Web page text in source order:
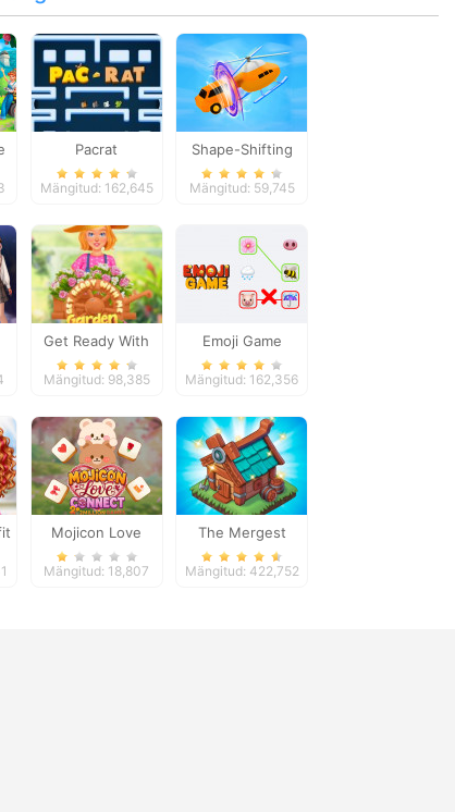
Pacrat
Mängitud: 162,645
Shape-Shifting
Mängitud: 59,745
Get Ready With
Me Garden
Decoration
Mängitud: 98,385
Emoji Game
Mängitud: 162,356
Mojicon Love
Connect
Mängitud: 18,807
The Mergest
Kingdom
Mängitud: 422,752